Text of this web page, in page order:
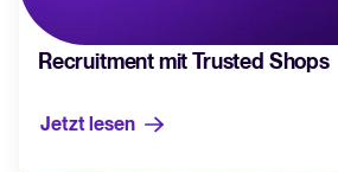
Recruitment mit Trusted Shops
Jetzt lesen